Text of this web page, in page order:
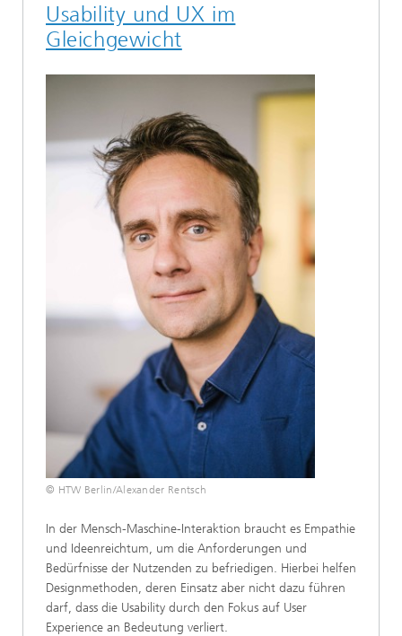
Usability und UX im
Gleichgewicht
© HTW Berlin/Alexander Rentsch
In der Mensch-Maschine-Interaktion braucht es Empathie
und Ideenreichtum, um die Anforderungen und
Bedürfnisse der Nutzenden zu befriedigen. Hierbei helfen
Designmethoden, deren Einsatz aber nicht dazu führen
darf, dass die Usability durch den Fokus auf User
Experience an Bedeutung verliert.